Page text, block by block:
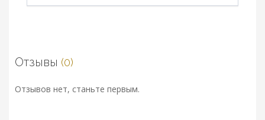
Отзывы (0)
Отзывов нет, станьте первым.